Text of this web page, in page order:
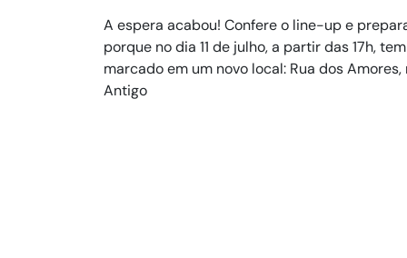
A espera acabou! Confere o line-up e
porque no dia 11 de julho, a partir das 17h,
marcado em um novo local: Rua dos Amores,
Antigo